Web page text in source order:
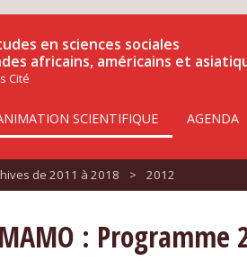
en sciences sociales
africains, américains et
Cité
SCIENTIFIQUE AGENDA
de 2011 à 2018 > 2012
: